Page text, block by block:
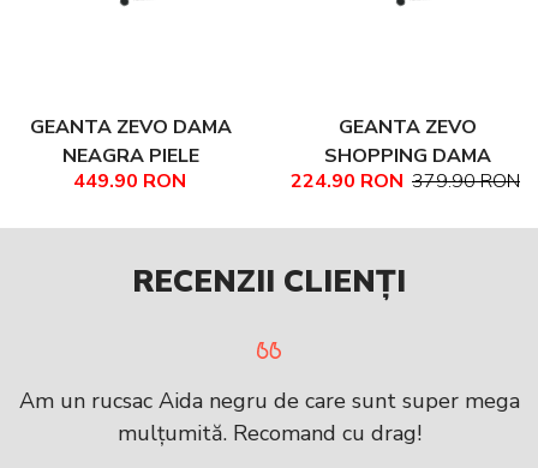
GEANTA ZEVO DAMA
NEAGRA PIELE
NATURALA TIP
449.90 RON
GEANTA ZEVO
SHOPPING DAMA
NEAGRA PIELE
224.90 RON 379.90 RON
RECENZII CLIENȚI
Am un rucsac Aida negru de care sunt super mega
mulțumită. Recomand cu drag!